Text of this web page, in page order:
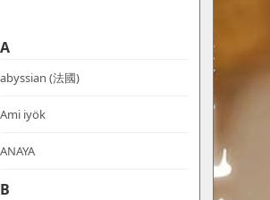
A
abyssian (法國)
Ami iyök
ANAYA
B